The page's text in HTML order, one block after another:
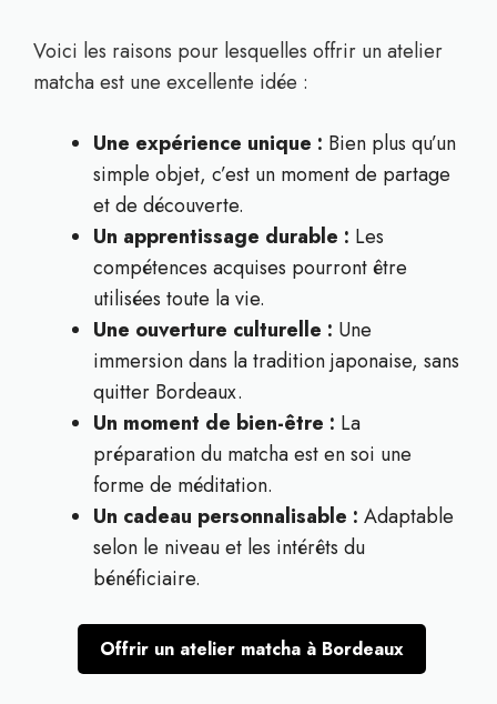
Voici les raisons pour lesquelles offrir un atelier
matcha est une excellente idée :
Une expérience unique : Bien plus qu’un
simple objet, c’est un moment de partage
et de découverte.
Un apprentissage durable : Les
compétences acquises pourront être
utilisées toute la vie.
Une ouverture culturelle : Une
immersion dans la tradition japonaise, sans
quitter Bordeaux.
Un moment de bien-être : La
préparation du matcha est en soi une
forme de méditation.
Un cadeau personnalisable : Adaptable
selon le niveau et les intérêts du
bénéficiaire.
Offrir un atelier matcha à Bordeaux